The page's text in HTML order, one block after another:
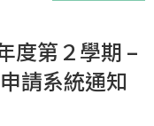
度第２學期 –
請系統通知